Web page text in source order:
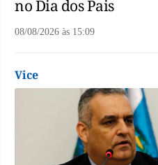
no Dia dos Pais
08/08/2026 às 15:09
Vice